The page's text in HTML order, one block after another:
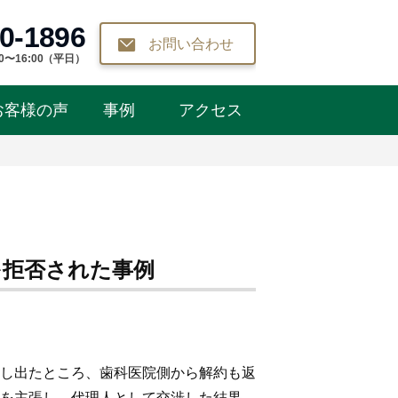
1896
16:00（平日）
お問い合わせ
客様の声 事例 アクセス
否された事例
出たところ、歯科医院側から解約も返